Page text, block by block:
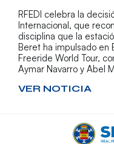
RFEDI celebra la
Internacional, que
disciplina que la
Beret ha impulsado en
Freeride World Tour,
Aymar Navarro y Abel
VER NOTICIA